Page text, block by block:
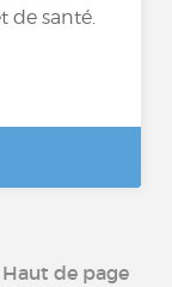
de santé.
de page